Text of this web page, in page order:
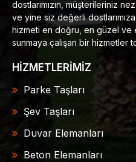
dostlarımızın, müşterileriniz
ve yine siz değerli
hizmeti en doğru, en güzel
sunmaya çalışan bir hizmetler
HİZMETLERİMİZ
Parke Taşları
Şev Taşları
Duvar Elemanları
Beton Elemanları